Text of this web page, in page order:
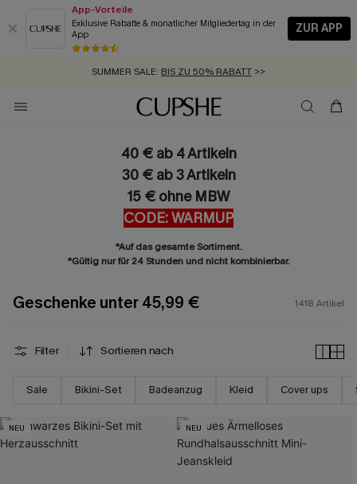
App-Vorteile
Exklusive Rabatte & monatlicher Mitgliedertag in der
App
ZUR APP
GRATIS MASSBAND MIT JEDEM SCHNELLVERSAND-ARTIKEL >>
SUMMER SALE:
ZUM NEWSLETTER:BIS ZU -20% EXTRA ERHALTEN
KOSTENLOSER VERSAND AB 89 €
40 € ab 4 Artikeln
30 € ab 3 Artikeln
15 € ohne MBW
CODE: WARMUP
*Auf das gesamte Sortiment.
*Gültig nur für 24 Stunden und nicht kombinierbar.
Geschenke unter 45,99 € 1418 Artikel
Filter Sortieren nach
Sale Bikini-Set Badeanzug Kleid Cover ups
NEU NEU